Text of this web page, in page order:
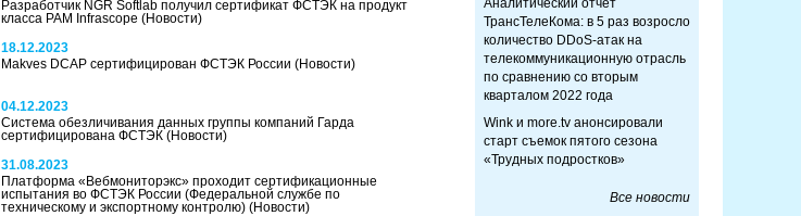
Разработчик NGR Softlab получил сертификат ФСТЭК на продукт
класса PAM Infrascope (Новости)
18.12.2023
Makves DCAP сертифицирован ФСТЭК России (Новости)
04.12.2023
Система обезличивания данных группы компаний Гарда
сертифицирована ФСТЭК (Новости)
31.08.2023
Платформа «Вебмониторэкс» проходит сертификационные
испытания во ФСТЭК России (Федеральной службе по
техническому и экспортному контролю) (Новости)
Аналитический отчет
ТрансТелеКома: в 5 раз возросло
количество DDoS-атак на
телекоммуникационную отрасль
по сравнению со вторым
кварталом 2022 года
Wink и more.tv анонсировали
старт съемок пятого сезона
«Трудных подростков»
Все новости